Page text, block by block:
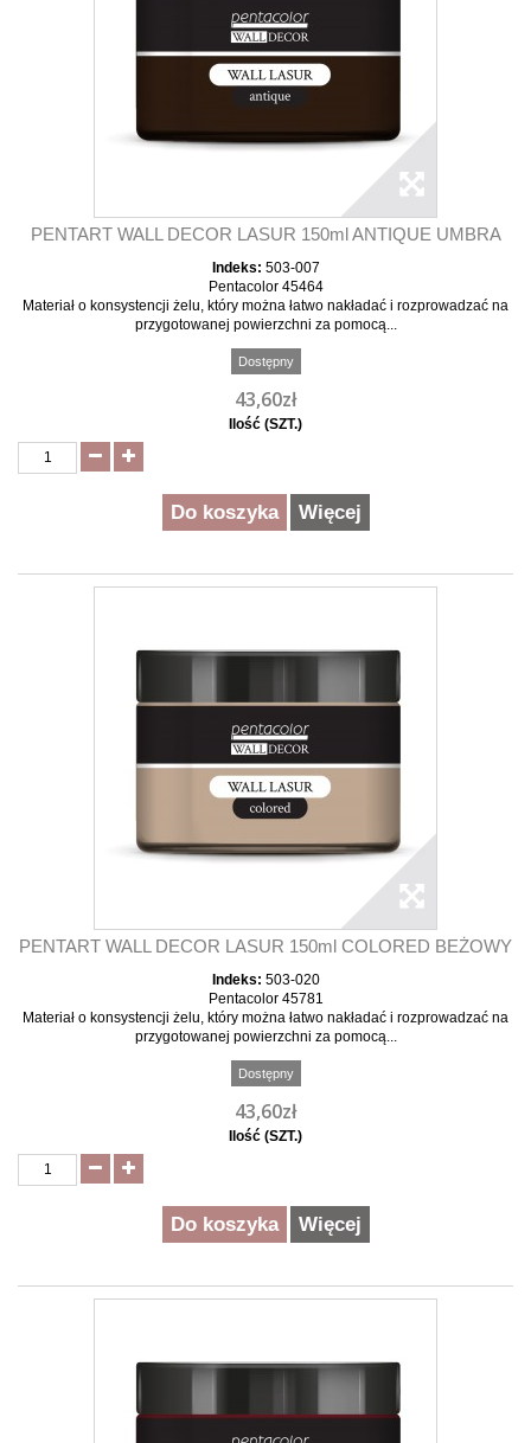
PENTART WALL DECOR LASUR 150ml ANTIQUE UMBRA
Indeks: 503-007
Pentacolor 45464
Materiał o konsystencji żelu, który można łatwo nakładać i rozprowadzać na
przygotowanej powierzchni za pomocą...
Dostępny
43,60zł
Ilość (SZT.)
Do koszyka Więcej
PENTART WALL DECOR LASUR 150ml COLORED BEŻOWY
Indeks: 503-020
Pentacolor 45781
Materiał o konsystencji żelu, który można łatwo nakładać i rozprowadzać na
przygotowanej powierzchni za pomocą...
Dostępny
43,60zł
Ilość (SZT.)
Do koszyka Więcej